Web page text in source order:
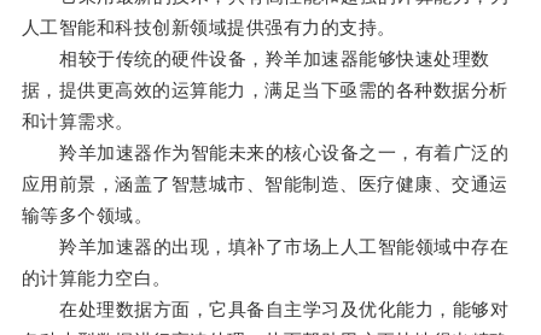
人工智能和科技创新领域提供强有力的支持。
相较于传统的硬件设备，羚羊加速器能够快速处理数
据，提供更高效的运算能力，满足当下亟需的各种数据分析
和计算需求。
羚羊加速器作为智能未来的核心设备之一，有着广泛的
应用前景，涵盖了智慧城市、智能制造、医疗健康、交通运
输等多个领域。
羚羊加速器的出现，填补了市场上人工智能领域中存在
的计算能力空白。
在处理数据方面，它具备自主学习及优化能力，能够对